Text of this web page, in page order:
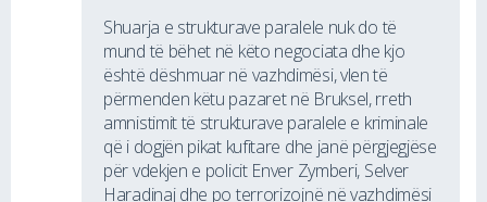
Shuarja e strukturave paralele nuk do të
mund të bëhet në këto negociata dhe kjo
është dëshmuar në vazhdimësi, vlen të
përmenden këtu pazaret në Bruksel, rreth
amnistimit të strukturave paralele e kriminale
që i dogjën pikat kufitare dhe janë përgjegjëse
për vdekjen e policit Enver Zymberi, Selver
Haradinaj dhe po terrorizojnë në vazhdimësi